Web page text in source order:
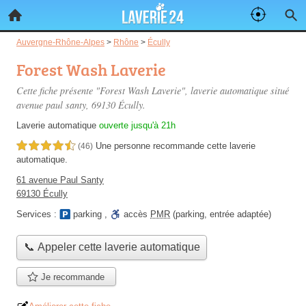
Auvergne-Rhône-Alpes > Rhône > Écully
Forest Wash Laverie
Cette fiche présente "Forest Wash Laverie", laverie automatique situé
avenue paul santy, 69130 Écully.
Laverie automatique ouverte jusqu'à 21h
4,5 étoiles sur 5 (46) Une personne recommande cette laverie
automatique.
61 avenue Paul Santy
69130 Écully
Services :
parking , accès PMR (parking, entrée adaptée)
📞 Appeler cette laverie automatique
Je recommande